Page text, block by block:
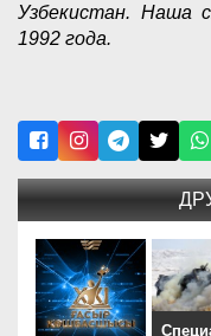
Узбекистан. Наша
1992 года.